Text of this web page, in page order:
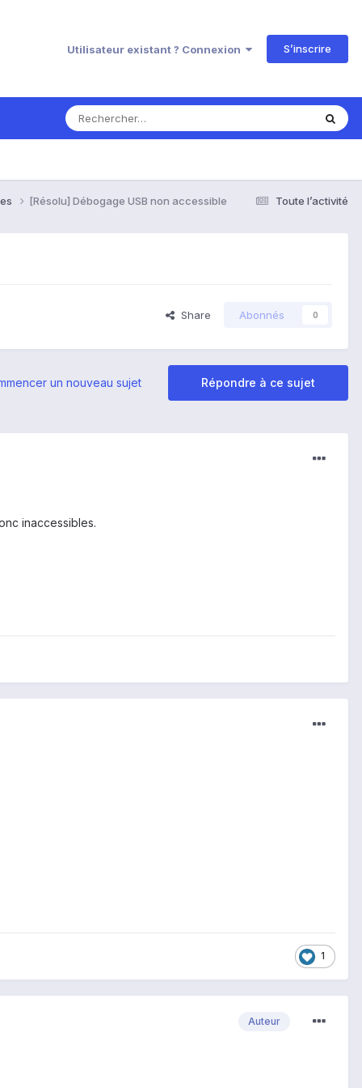
Utilisateur existant ? Connexion S’inscrire
Toute l’activité
[Résolu] Débogage USB non accessible
Share Abonnés 0
Répondre à ce sujet
un nouveau sujet
inaccessibles.
1
Auteur